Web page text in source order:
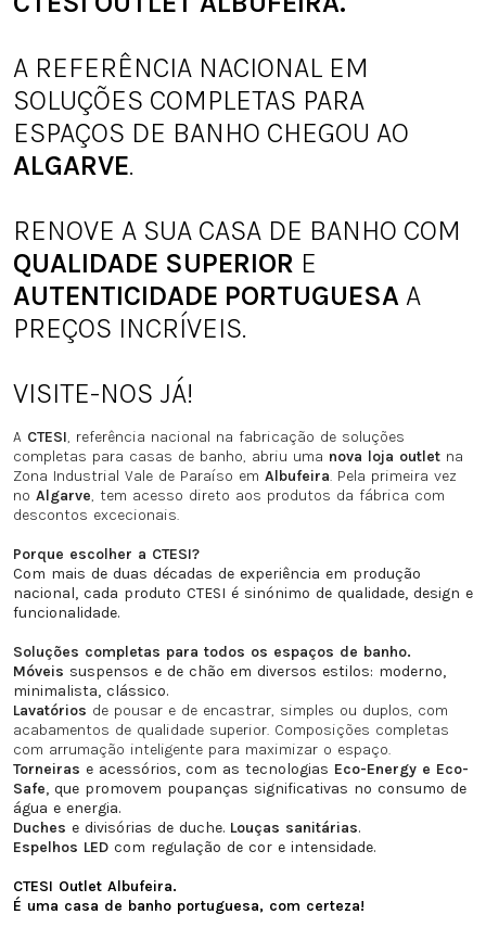
A REFERÊNCIA NACIONAL EM
SOLUÇÕES COMPLETAS PARA
ESPAÇOS DE BANHO CHEGOU AO
ALGARVE.
RENOVE A SUA CASA DE BANHO COM
QUALIDADE SUPERIOR E
AUTENTICIDADE PORTUGUESAA
PREÇOS INCRÍVEIS.
VISITE-NOS JÁ!
A CTESI, referência nacional na fabricação de soluções
completas para casas de banho, abriu uma nova loja outlet na
Zona Industrial Vale de Paraíso em Albufeira. Pela primeira vez
no Algarve, tem acesso direto aos produtos da fábrica com
descontos excecionais.
Porque escolher a CTESI?
Com mais de duas décadas de experiência em produção
nacional, cada produto CTESI é sinónimo de qualidade, design e
funcionalidade.
Soluções completas para todos os espaços de banho.
Móveis suspensos e de chão em diversos estilos: moderno,
minimalista, clássico.
Lavatórios de pousar e de encastrar, simples ou duplos, com
acabamentos de qualidade superior. Composições completas
com arrumação inteligente para maximizar o espaço.
Torneiras e acessórios, com as tecnologias Eco-Energy e Eco-
Safe, que promovem poupanças significativas no consumo de
água e energia.
Duches e divisórias de duche. Louças sanitárias.
Espelhos LED com regulação de cor e intensidade.
CTESI Outlet Albufeira.
É uma casa de banho portuguesa, com certeza!